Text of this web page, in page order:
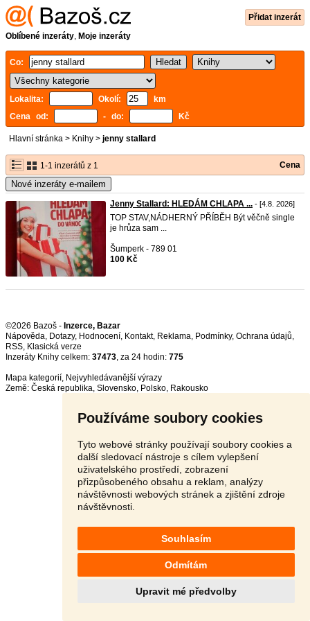
Používáme soubory cookies
Tyto webové stránky používají soubory cookies a
další sledovací nástroje s cílem vylepšení
uživatelského prostředí, zobrazení
přizpůsobeného obsahu a reklam, analýzy
návštěvnosti webových stránek a zjištění zdroje
návštěvnosti.
Souhlasím
Odmítám
Upravit mé předvolby
Přidat inzerát
Oblíbené inzeráty, Moje inzeráty
Co:
Lokalita: Okolí:
km
Cena od:
- do: Kč
Hlavní stránka > Knihy > jenny stallard
1-1 inzerátů z 1 Cena
Nové inzeráty e-mailem
Jenny Stallard: HLEDÁM CHLAPA ... - [4.8. 2026]
TOP STAV,NÁDHERNÝ PŘÍBĚH Být věčně single
je hrůza sam ...
Šumperk - 789 01
100 Kč
©2026 Bazoš - Inzerce, Bazar
Nápověda, Dotazy, Hodnocení, Kontakt, Reklama, Podmínky, Ochrana údajů,
RSS,
Inzeráty Knihy celkem: 37473, za 24 hodin: 775
Mapa kategorií, Nejvyhledávanější výrazy
Země: Česká republika, Slovensko, Polsko, Rakousko